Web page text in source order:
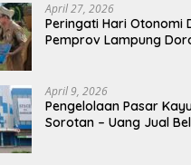
April 27, 2026
Peringati Hari Otonomi
Pemprov Lampung
April 9, 2026
Pengelolaan Pasar
Sorotan – Uang Jual